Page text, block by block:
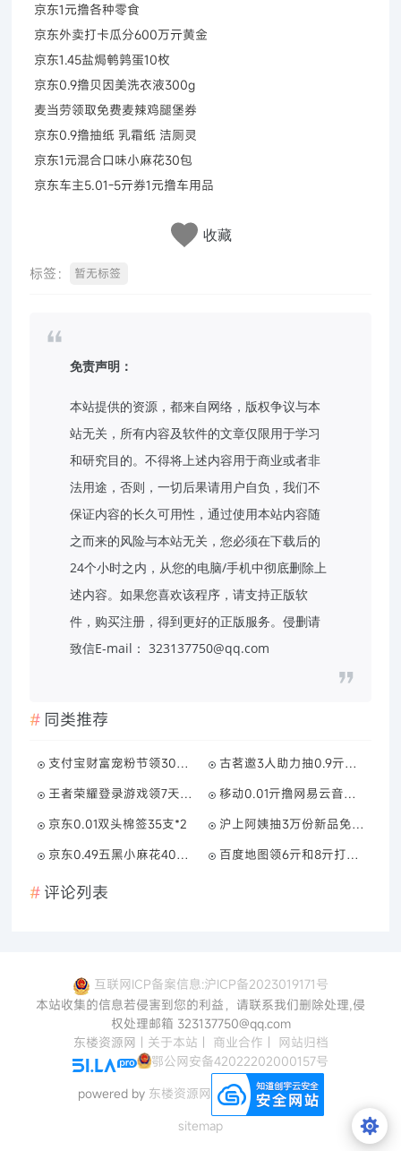
京东1元撸各种零食
京东外卖打卡瓜分600万亓黄金
京东1.45盐焗鹌鹑蛋10枚
京东0.9撸贝因美洗衣液300g
麦当劳领取免费麦辣鸡腿堡券
京东0.9撸抽纸 乳霜纸 洁厕灵
京东1元混合口味小麻花30包
京东车主5.01-5亓券1元撸车用品
收藏
标签： 暂无标签
免责声明：
本站提供的资源，都来自网络，版权争议与本
站无关，所有内容及软件的文章仅限用于学习
和研究目的。不得将上述内容用于商业或者非
法用途，否则，一切后果请用户自负，我们不
保证内容的长久可用性，通过使用本站内容随
之而来的风险与本站无关，您必须在下载后的
24个小时之内，从您的电脑/手机中彻底删除上
述内容。如果您喜欢该程序，请支持正版软
件，购买注册，得到更好的正版服务。侵删请
致信E-mail： 323137750@qq.com
同类推荐
支付宝财富宠粉节领30亓红包
古茗邀3人助力抽0.9亓咖啡券
王者荣耀登录游戏领7天绿钻
移动0.01亓撸网易云音乐月卡
京东0.01双头棉签35支*2
沪上阿姨抽3万份新品免单券
京东0.49五黑小麻花40包拍两单
百度地图领6亓和8亓打车券
评论列表
互联网ICP备案信息:沪ICP备2023019171号
本站收集的信息若侵害到您的利益，请联系我们删除处理,侵
权处理邮箱 323137750@qq.com
东楼资源网 | 关于本站 | 商业合作 | 网站归档
鄂公网安备42022202000157号
powered by 东楼资源网
sitemap